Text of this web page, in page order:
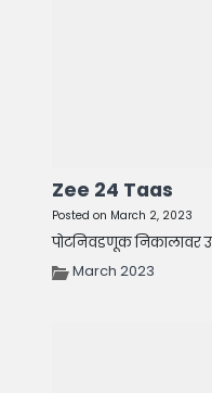
Zee 24 Taas
Posted on March 2, 2023
पोटनिवडणूक निकालावर
March 2023